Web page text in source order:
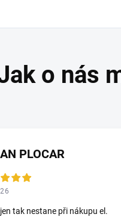
PLOCAR
tak nestane při nákupu el.